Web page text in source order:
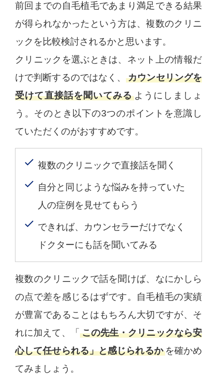
前回までの自毛植毛であまり満足できる結果
が得られなかったという方は、複数のクリニ
ックを比較検討されるかと思います。
クリニックを選ぶときは、ネット上の情報だ
けで判断するのではなく、カウンセリングを
受けて直接話を聞いてみるようにしましょ
う。そのとき以下の3つのポイントを意識し
ていただくのがおすすめです。
複数のクリニックで直接話を聞く
自分と同じような悩みを持っていた
人の症例を見せてもらう
できれば、カウンセラーだけでなく
ドクターにも話を聞いてみる
複数のクリニックで話を聞けば、なにかしら
の点で差を感じるはずです。自毛植毛の実績
が豊富であることはもちろん大切ですが、そ
れに加えて、「 この先生・クリニックなら安
心して任せられる」と感じられるかを確かめ
てみましょう。